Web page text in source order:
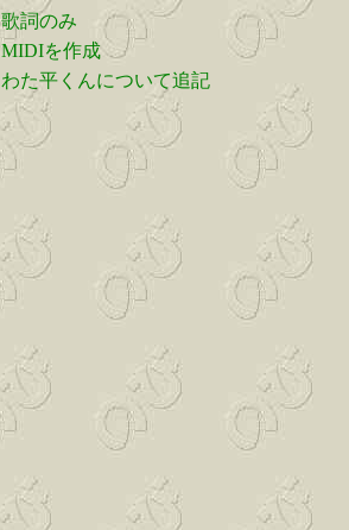
歌詞のみ
MIDIを作成
わた平くんについて追記